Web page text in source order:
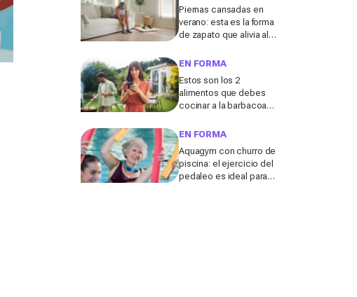
Piernas cansadas en
verano: esta es la forma
de zapato que alivia al
según los podólogos
EN FORMA
Estos son los 2
alimentos que debes
cocinar a la barbacoa
forma este verano,
EN FORMA
Aquagym con churro de
piscina: el ejercicio del
pedaleo es ideal para